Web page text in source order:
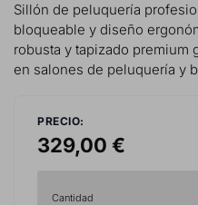
Sillón de peluquería
bloqueable y diseño
robusta y tapizado premium
en salones de peluquería y
PRECIO:
329,00 €
Cantidad